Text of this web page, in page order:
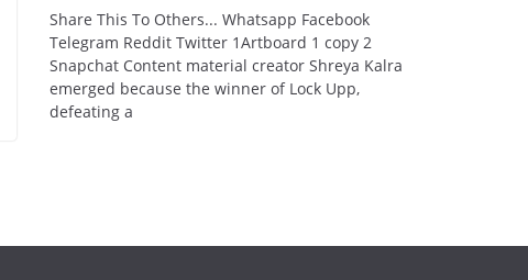
Share This To Others... Whatsapp Facebook
Telegram Reddit Twitter 1Artboard 1 copy 2
Snapchat Content material creator Shreya Kalra
emerged because the winner of Lock Upp,
defeating a